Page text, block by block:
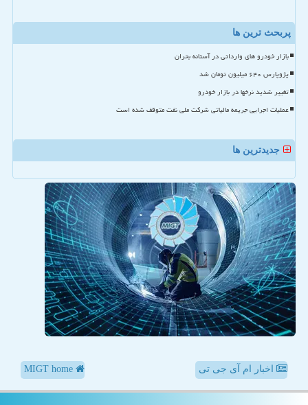
پربحث ترین ها
بازار خودرو های وارداتی در آستانه بحران
پژوپارس ۶۴۰ میلیون تومان شد
تغییر شدید نرخها در بازار خودرو
عملیات اجرایی جریمه مالیاتی شرکت ملی نفت متوقف شده است
جدیدترین ها
اخبار ام آی جی تی